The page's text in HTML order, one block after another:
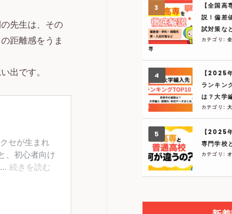
先生は、その
距離感をうま
出です。
【全国
説！偏差
試対策な
カテゴリ:
専
【2025
ランキン
は？大学
カテゴリ:
【2025
専門学校
カテゴリ: